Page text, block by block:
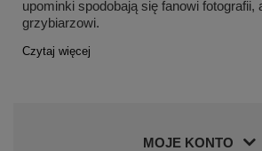
upominki spodobają się fanowi fotografii,
grzybiarzowi.
Czytaj więcej
MOJE KONTO